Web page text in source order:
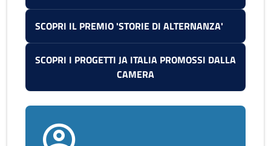
SCOPRI IL PREMIO 'STORIE DI ALTERNANZA'
SCOPRI I PROGETTI JA ITALIA PROMOSSI DALLA
CAMERA